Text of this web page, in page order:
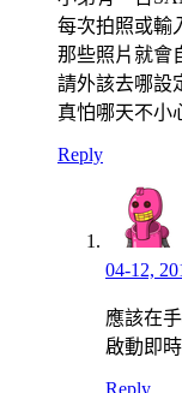
每次拍照或輸
那些照片就會
請外該去哪設
真怕哪天不小
Reply
04-12,
應該在
啟動即
Reply